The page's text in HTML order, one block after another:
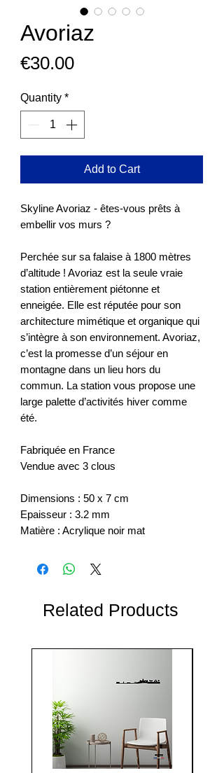
Avoriaz
€30.00Price
Quantity *
Add to Cart
Skyline Avoriaz - êtes-vous prêts à
embellir vos murs ?
Perchée sur sa falaise à 1800 mètres
d’altitude ! Avoriaz est la seule vraie
station entièrement piétonne et
enneigée. Elle est réputée pour son
architecture mimétique et organique qui
s’intègre à son environnement. Avoriaz,
c’est la promesse d’un séjour en
montagne dans un lieu hors du
commun. La station vous propose une
large palette d’activités hiver comme
été.
Fabriquée en France
Vendue avec 3 clous
Dimensions : 50 x 7 cm
Epaisseur : 3.2 mm
Matière : Acrylique noir mat
Related Products